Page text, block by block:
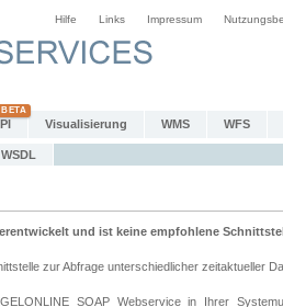
Hilfe Links Impressum
Visualisierung WMS WFS
WSDL
und ist keine empfohlene
zur Abfrage unterschiedlicher zeitaktueller
SOAP Webservice in Ihrer